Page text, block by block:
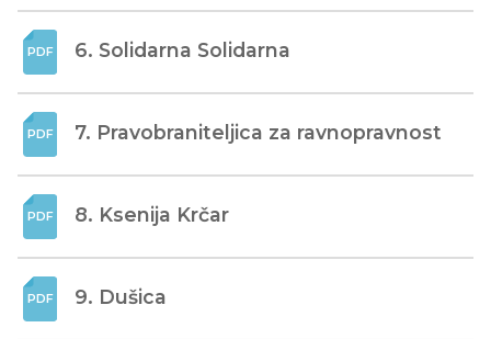
6. Solidarna Solidarna
7. Pravobraniteljica za ravnopravnost
8. Ksenija Krčar
9. Dušica